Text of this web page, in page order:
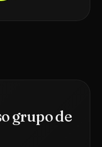
grupo de